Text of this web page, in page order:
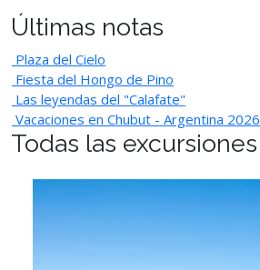
Últimas notas
Plaza del Cielo
Fiesta del Hongo de Pino
Las leyendas del "Calafate"
Vacaciones en Chubut - Argentina 2026
Todas las excursiones